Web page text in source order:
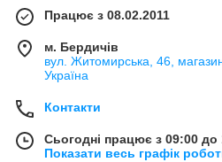
Працює з 08.02.2011
м. Бердичів
вул. Житомирська, 46,
Україна
Контакти
Сьогодні працює з 09:00 до
Показати весь графік